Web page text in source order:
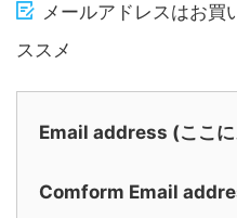
メールアドレスはお買
ススメ
Email address (ここに
Comform Email